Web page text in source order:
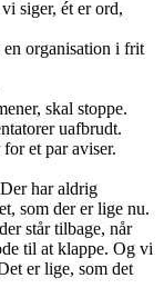
siger, ét er ord,
organisation i frit
skal stoppe.
uafbrudt.
et par aviser.
har aldrig
som der er lige nu.
står tilbage, når
til at klappe. Og vi
er lige, som det